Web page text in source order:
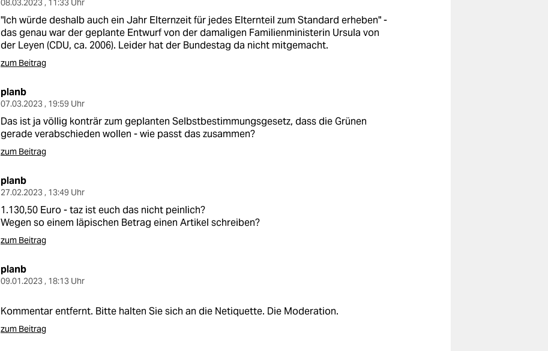
08.03.2023 , 11:33 Uhr
"Ich würde deshalb auch ein Jahr Elternzeit für jedes Elternteil zum Standard erheben" -
das genau war der geplante Entwurf von der damaligen Familienministerin Ursula von
der Leyen (CDU, ca. 2006). Leider hat der Bundestag da nicht mitgemacht.
zum Beitrag
planb
07.03.2023 , 19:59 Uhr
Das ist ja völlig konträr zum geplanten Selbstbestimmungsgesetz, dass die Grünen
gerade verabschieden wollen - wie passt das zusammen?
zum Beitrag
planb
27.02.2023 , 13:49 Uhr
1.130,50 Euro - taz ist euch das nicht peinlich?
Wegen so einem läpischen Betrag einen Artikel schreiben?
zum Beitrag
planb
09.01.2023 , 18:13 Uhr
Kommentar entfernt. Bitte halten Sie sich an die Netiquette. Die Moderation.
zum Beitrag